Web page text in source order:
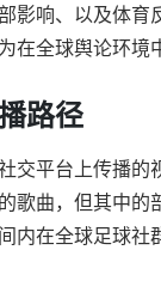
影响、以及体育
在全球舆论环境
路径
交平台上传播
歌曲，但其中
内在全球足球社